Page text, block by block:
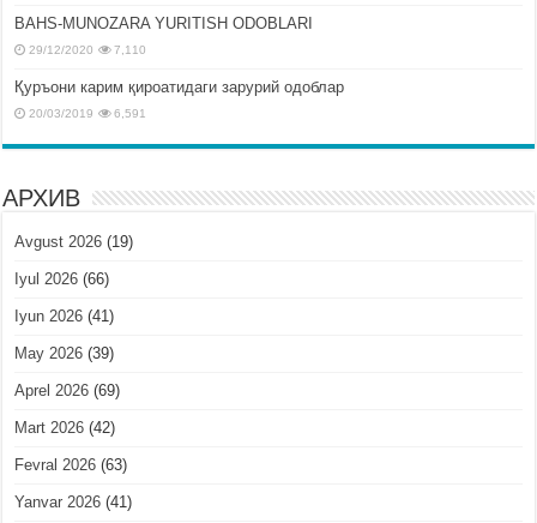
BAHS-MUNOZARA YURITISH ODOBLARI
29/12/2020 7,110
Қуръони карим қироатидаги зарурий одоблар
20/03/2019 6,591
АРХИВ
Avgust 2026 (19)
Iyul 2026 (66)
Iyun 2026 (41)
May 2026 (39)
Aprel 2026 (69)
Mart 2026 (42)
Fevral 2026 (63)
Yanvar 2026 (41)